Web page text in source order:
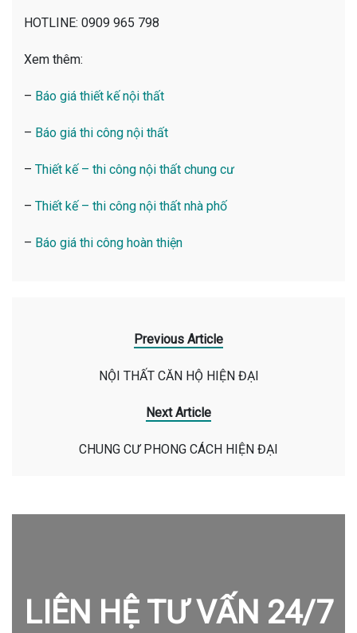
HOTLINE: 0909 965 798
Xem thêm:
– Báo giá thiết kế nội thất
– Báo giá thi công nội thất
– Thiết kế – thi công nội thất chung cư
– Thiết kế – thi công nội thất nhà phố
– Báo giá thi công hoàn thiện
Previous Article
NỘI THẤT CĂN HỘ HIỆN ĐẠI
Next Article
CHUNG CƯ PHONG CÁCH HIỆN ĐẠI
LIÊN HỆ TƯ VẤN 24/7